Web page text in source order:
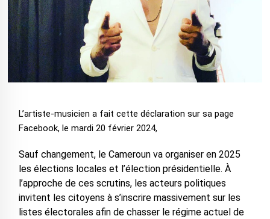
L’artiste-musicien a fait cette déclaration sur sa page
Facebook, le mardi 20 février 2024,
Sauf changement, le Cameroun va organiser en 2025
les élections locales et l’élection présidentielle. À
l’approche de ces scrutins, les acteurs politiques
invitent les citoyens à s’inscrire massivement sur les
listes électorales afin de chasser le régime actuel de